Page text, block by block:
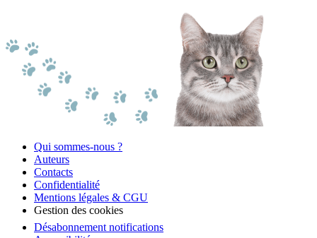
Qui sommes-nous ?
Auteurs
Contacts
Confidentialité
Mentions légales & CGU
Gestion des cookies
Désabonnement notifications